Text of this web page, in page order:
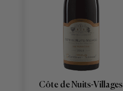
Côte de Nuits-Villages